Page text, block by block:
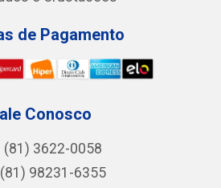
de Pagamento
Conosco
(81) 3622-0058
(81) 98231-6355